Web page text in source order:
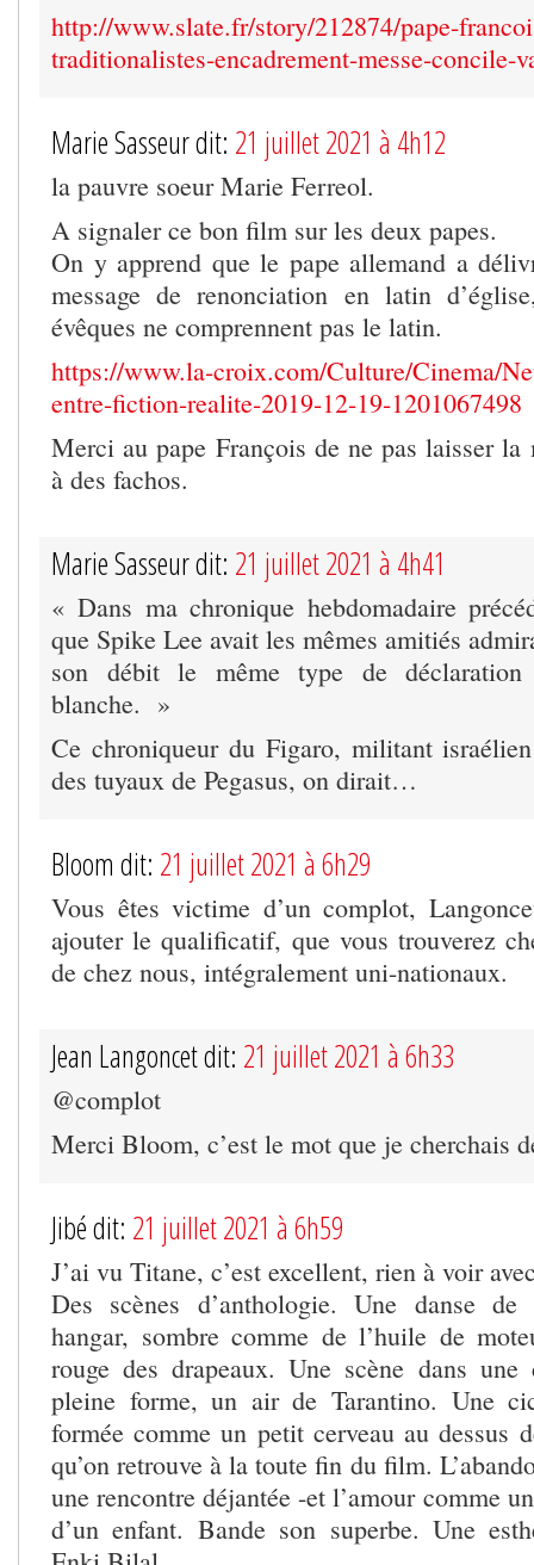
http://www.slate.fr/story/212874/pape-
traditionalistes-encadrement-messe-concile-
Marie Sasseur dit: 21 juillet 2021 à 4h12
la pauvre soeur Marie Ferreol.
A signaler ce bon film sur les deux papes.
On y apprend que le pape allemand a
message de renonciation en latin
évêques ne comprennent pas le latin.
https://www.la-croix.com/Culture/Cinema/
entre-fiction-realite-2019-12-19-1201067498
Merci au pape François de ne pas laisser la
à des fachos.
Marie Sasseur dit: 21 juillet 2021 à 4h41
« Dans ma chronique hebdomadaire
que Spike Lee avait les mêmes amitiés
son débit le même type de
blanche. »
Ce chroniqueur du Figaro, militant
des tuyaux de Pegasus, on dirait…
Bloom dit: 21 juillet 2021 à 6h29
Vous êtes victime d’un complot,
ajouter le qualificatif, que vous trouverez
de chez nous, intégralement uni-nationaux.
Jean Langoncet dit: 21 juillet 2021 à 6h33
@complot
Merci Bloom, c’est le mot que je cherchais
Jibé dit: 21 juillet 2021 à 6h59
J’ai vu Titane, c’est excellent, rien à voir
Des scènes d’anthologie. Une danse
hangar, sombre comme de l’huile de
rouge des drapeaux. Une scène dans une
pleine forme, un air de Tarantino. Une
formée comme un petit cerveau au dessus
qu’on retrouve à la toute fin du film.
une rencontre déjantée -et l’amour comme
d’un enfant. Bande son superbe. Une